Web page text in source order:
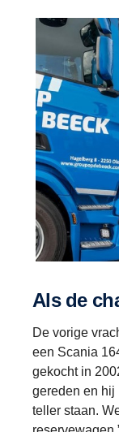
Als de
De vorige
een Scania
gekocht in
gereden en hij
teller staan.